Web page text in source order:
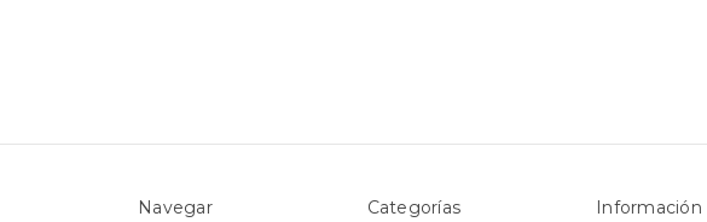
Navegar Categorías Información